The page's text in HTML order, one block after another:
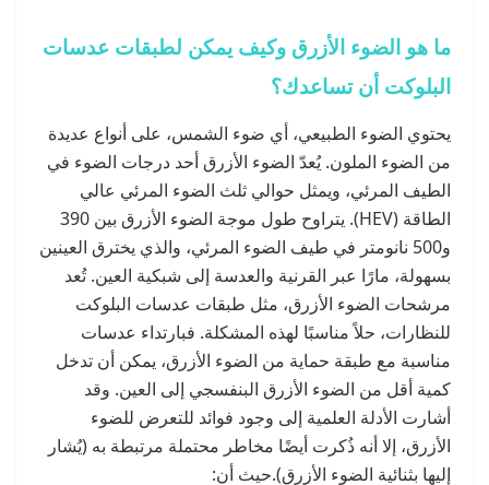
ما هو الضوء الأزرق وكيف يمكن لطبقات عدسات
البلوكت أن تساعدك؟
يحتوي الضوء الطبيعي، أي ضوء الشمس، على أنواع عديدة
من الضوء الملون. يُعدّ الضوء الأزرق أحد درجات الضوء في
الطيف المرئي، ويمثل حوالي ثلث الضوء المرئي عالي
الطاقة (HEV). يتراوح طول موجة الضوء الأزرق بين 390
و500 نانومتر في طيف الضوء المرئي، والذي يخترق العينين
بسهولة، مارًا عبر القرنية والعدسة إلى شبكية العين. تُعد
مرشحات الضوء الأزرق، مثل طبقات عدسات البلوكت
للنظارات، حلاً مناسبًا لهذه المشكلة. فبارتداء عدسات
مناسبة مع طبقة حماية من الضوء الأزرق، يمكن أن تدخل
كمية أقل من الضوء الأزرق البنفسجي إلى العين. وقد
أشارت الأدلة العلمية إلى وجود فوائد للتعرض للضوء
الأزرق، إلا أنه ذُكرت أيضًا مخاطر محتملة مرتبطة به (يُشار
إليها بثنائية الضوء الأزرق).حيث أن: